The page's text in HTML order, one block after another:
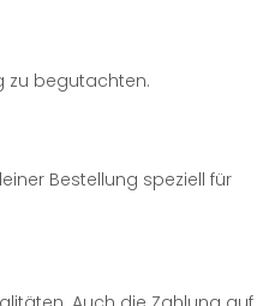
zu begutachten.
Bestellung speziell für